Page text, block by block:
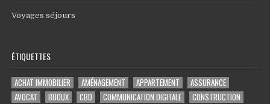
Voyages séjours
ÉTIQUETTES
ACHAT IMMOBILIER AMÉNAGEMENT APPARTEMENT
ASSURANCE
AVOCAT
BIJOUX CBD COMMUNICATION DIGITALE
CONSTRUCTION